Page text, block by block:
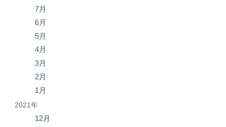
7月
6月
5月
4月
3月
2月
1月
2021年
12月